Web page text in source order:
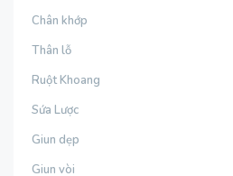
Chân khớp
Thân lỗ
Ruột Khoang
Sứa Lược
Giun dẹp
Giun vòi